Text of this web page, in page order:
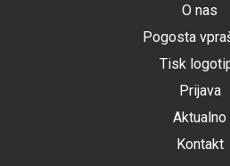
O nas
Pogosta
Tisk
Prijava
Aktualno
Kontakt